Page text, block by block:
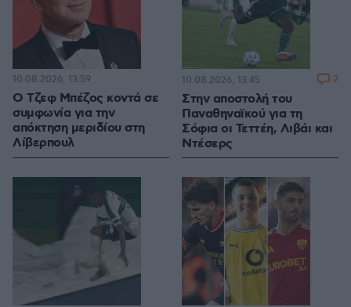
Ο Τζεφ Μπέζος κοντά σε
συμφωνία για την
απόκτηση μεριδίου στη
Λίβερπουλ
10.08.2026, 13:59
Στην αποστολή του
Παναθηναϊκού για τη
Σόφια οι Τεττέη, Λιβάι και
Ντέσερς
10.08.2026, 13:45 2